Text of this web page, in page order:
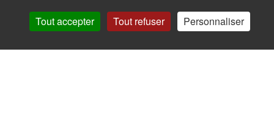
Je m’inscris
Tout accepter Tout refuser Personnaliser